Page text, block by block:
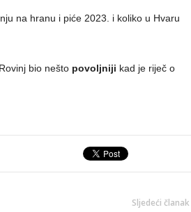
na hranu i piće 2023. i koliko u Hvaru
bio nešto povoljniji kad je riječ o
Sljedeći članak